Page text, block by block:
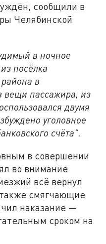
сообщили в
Челябинской
в ночное
посёлка
в
вещи пассажира, из
двумя
уголовное
счёта".
в совершении
во внимание
всё вернул
смягчающие
наказание —
сроком на